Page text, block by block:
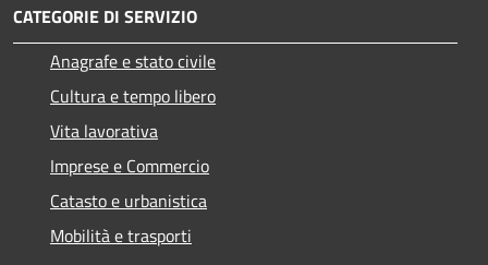
CATEGORIE DI SERVIZIO
Anagrafe e stato civile
Cultura e tempo libero
Vita lavorativa
Imprese e Commercio
Catasto e urbanistica
Mobilità e trasporti